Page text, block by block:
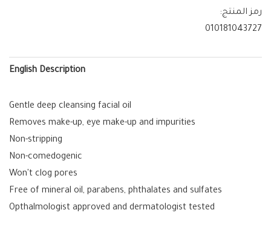
رمز المنتج:
010181043727
English Description
Gentle deep cleansing facial oil
Removes make-up, eye make-up and impurities
Non-stripping
Non-comedogenic
Won't clog pores
Free of mineral oil, parabens, phthalates and sulfates
Opthalmologist approved and dermatologist tested